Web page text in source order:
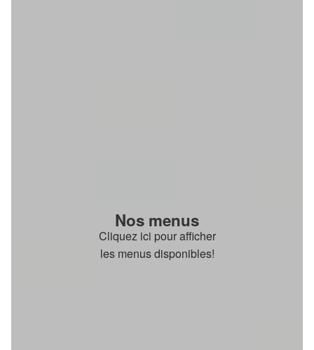
Nos menus
Cliquez ici pour afficher
les menus disponibles!